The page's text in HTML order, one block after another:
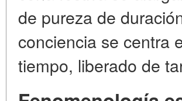
de pureza de
conciencia se centra
tiempo, liberado de